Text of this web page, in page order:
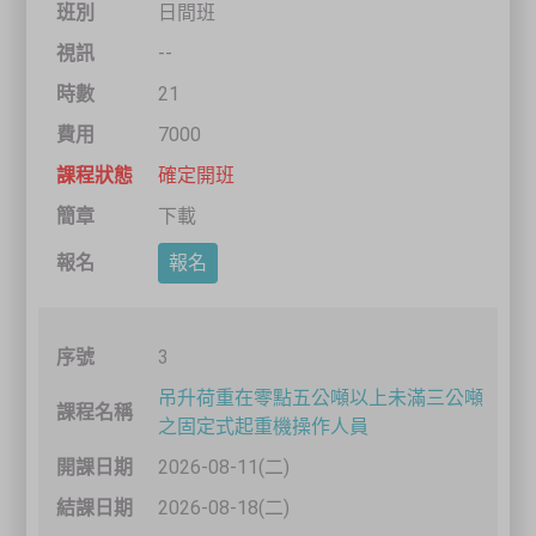
日間班
--
21
7000
確定開班
下載
報名
3
吊升荷重在零點五公噸以上未滿三公噸
之固定式起重機操作人員
2026-08-11(二)
2026-08-18(二)